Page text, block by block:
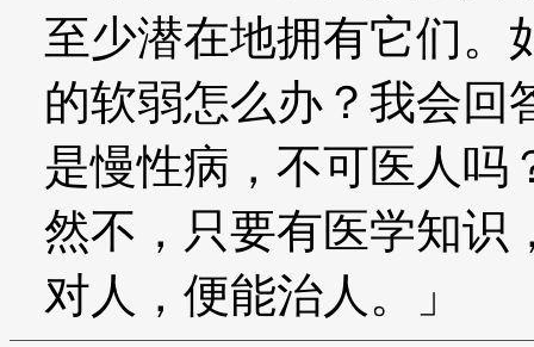
至少潜在地拥有它们。
的软弱怎么办？我会回
是慢性病，不可医人吗
然不，只要有医学知识
对人，便能治人。」